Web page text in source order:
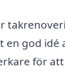
en god idé
för